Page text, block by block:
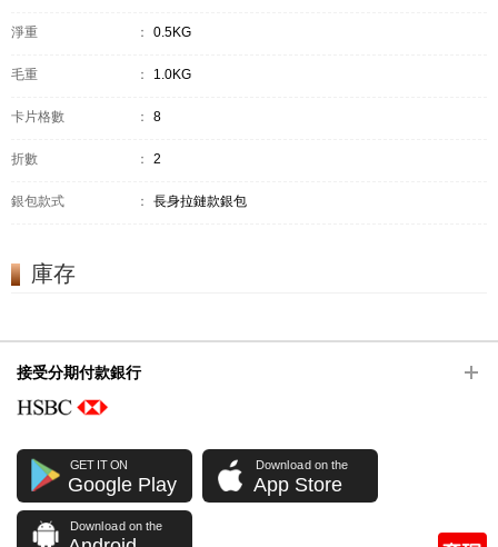
淨重 ： 0.5KG
毛重 ： 1.0KG
卡片格數 ： 8
折數 ： 2
銀包款式 ： 長身拉鏈款銀包
庫存
接受分期付款銀行
GET IT ON
Google Play
Download on the
App Store
Download on the